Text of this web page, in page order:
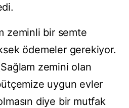
zeminli bir semte
ödemeler gerekiyor.
zemini olan
uygun evler
diye bir mutfak